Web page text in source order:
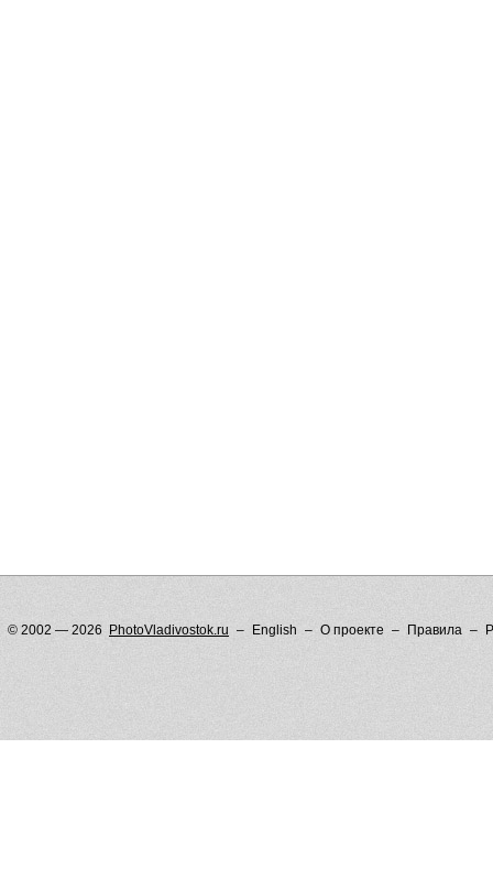
© 2002 — 2026 PhotoVladivostok.ru English О проекте Правила